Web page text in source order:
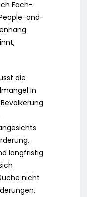
Fach-
and-
die
in
langfristig
nicht